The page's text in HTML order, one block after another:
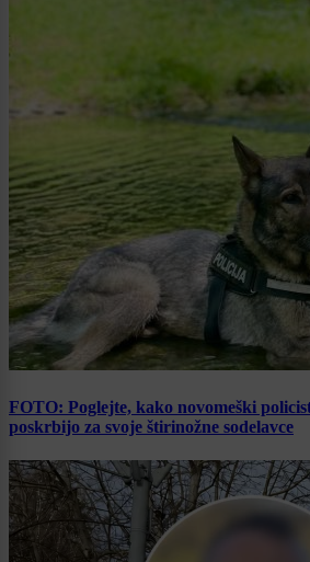
FOTO: Poglejte, kako novomeški
poskrbijo za svoje štirinožne sodelavce